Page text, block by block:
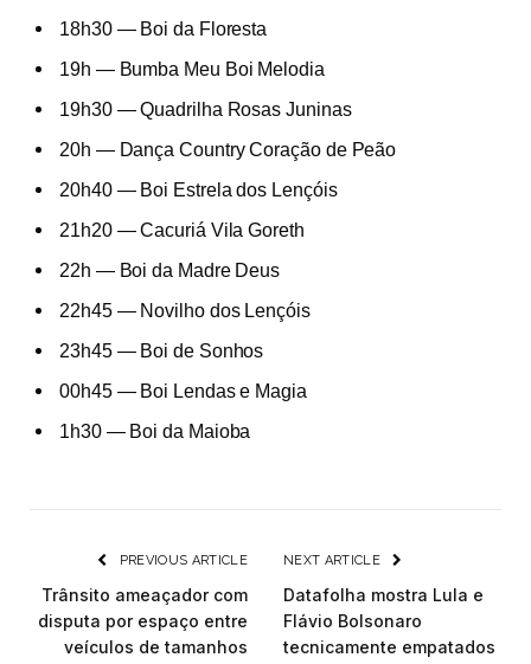
18h30— Boi da Floresta
19h — Bumba Meu Boi Melodia
19h30— Quadrilha Rosas Juninas
20h — Dança Country Coração de Peão
20h40— Boi Estrela dos Lençóis
21h20— Cacuriá Vila Goreth
22h — Boi da Madre Deus
22h45— Novilho dos Lençóis
23h45— Boi de Sonhos
00h45— Boi Lendas e Magia
1h30— Boi da Maioba
PREVIOUS ARTICLE
Trânsito ameaçador com
disputa por espaço entre
veículos de tamanhos
NEXT ARTICLE
Datafolha mostra Lula e
Flávio Bolsonaro
tecnicamente empatados